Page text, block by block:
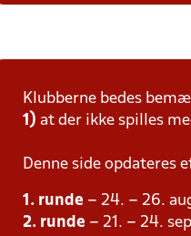
Klubberne bedes
1) at der ikke spilles
Denne side opdateres
1. runde – 24. – 26.
2. runde – 21. – 24.